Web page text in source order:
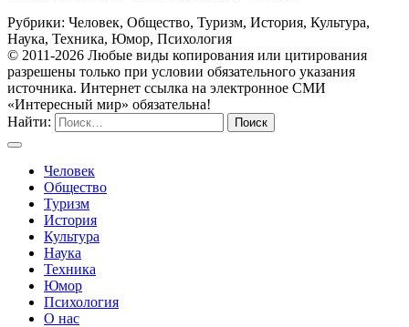
Рубрики: Человек, Общество, Туризм, История, Культура,
Наука, Техника, Юмор, Психология
© 2011-2026 Любые виды копирования или цитирования
разрешены только при условии обязательного указания
источника. Интернет ссылка на электронное СМИ
«Интересный мир» обязательна!
Найти:
Человек
Общество
Туризм
История
Культура
Наука
Техника
Юмор
Психология
О нас